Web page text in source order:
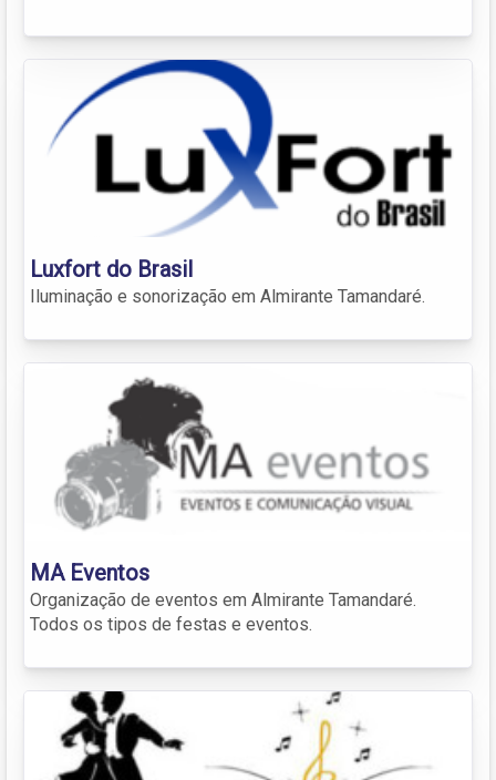
Luxfort do Brasil
Iluminação e sonorização em Almirante Tamandaré.
MA Eventos
Organização de eventos em Almirante Tamandaré.
Todos os tipos de festas e eventos.